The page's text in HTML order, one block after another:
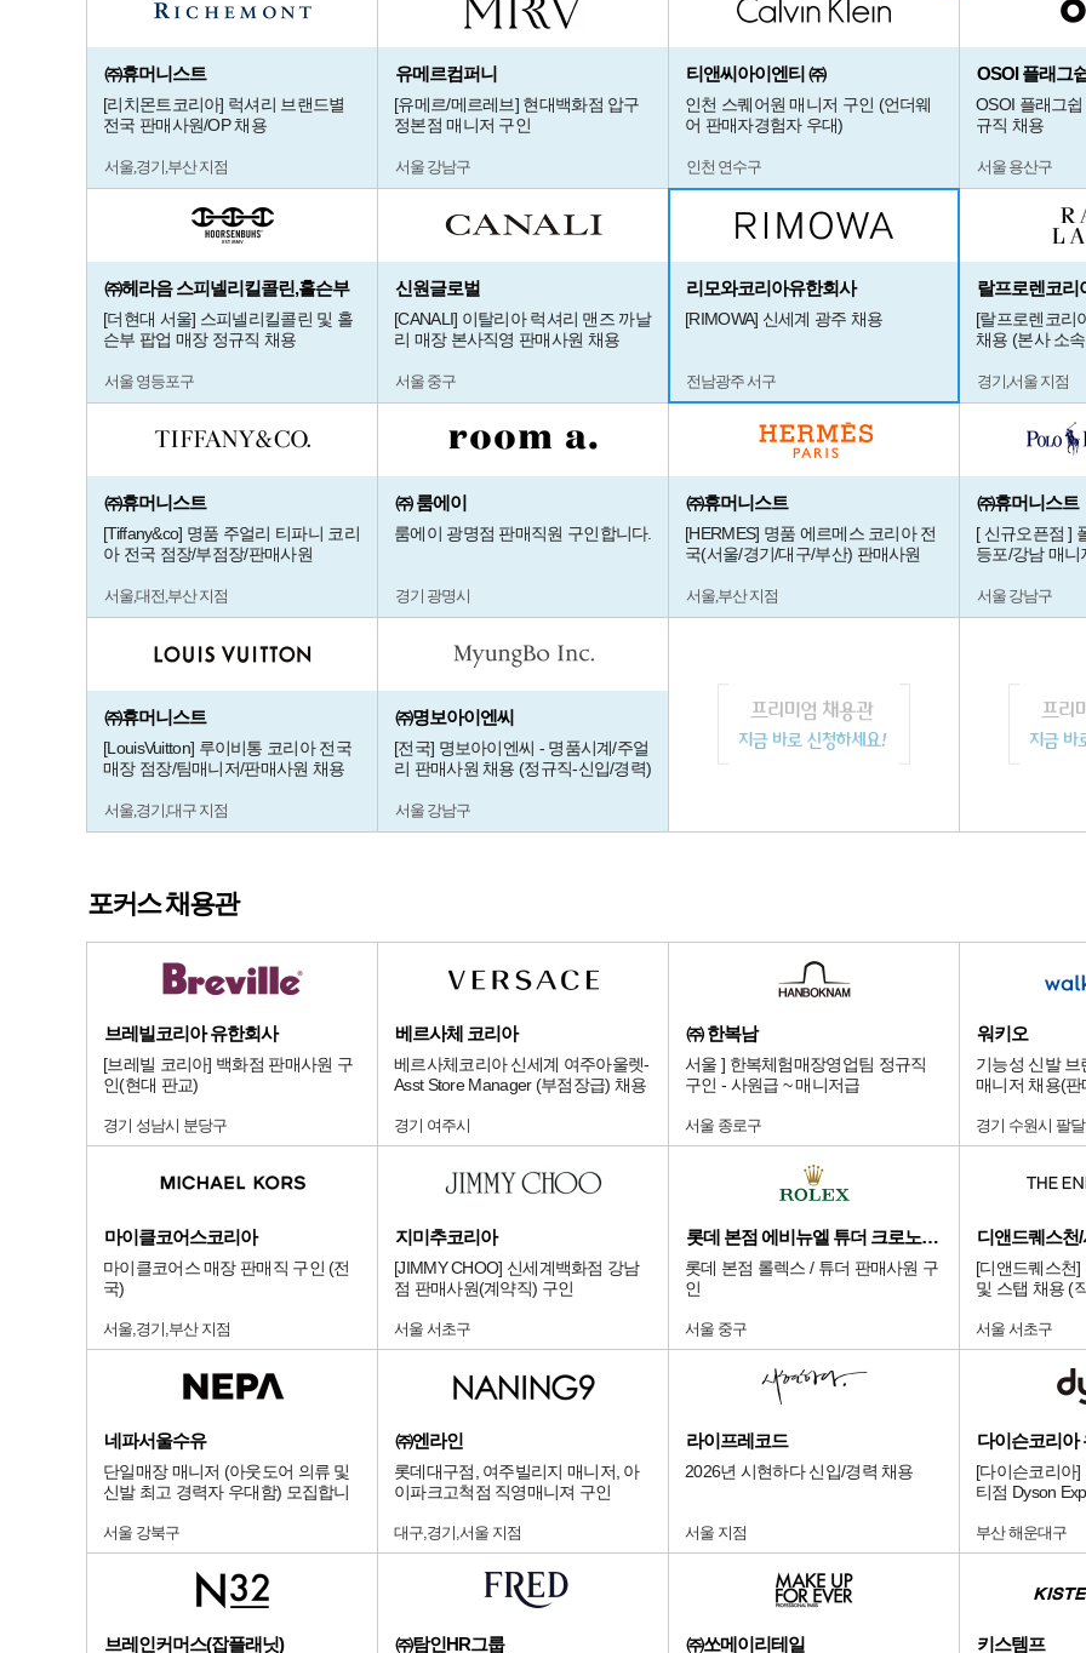
㈜휴머니스트
[리치몬트코리아] 럭셔리 브랜드별
전국 판매사원/OP 채용
서울,경기,부산 지점
유메르컴퍼니
[유메르/메르레브] 현대백화점 압구
정본점 매니저 구인
서울 강남구
티앤씨아이엔티 ㈜
인천 스퀘어원 매니저 구인 (언더웨
어 판매자경험자 우대)
인천 연수구
OSOI 플래그
OSOI 플래그
규직 채용
서울 용산구
㈜헤라음 스피넬리킬콜린,홀슨부
[더현대 서울] 스피넬리킬콜린 및 홀
슨부 팝업 매장 정규직 채용
서울 영등포구
신원글로벌
[CANALI] 이탈리아 럭셔리 맨즈 까날
리 매장 본사직영 판매사원 채용
서울 중구
리모와코리아유한회사
[RIMOWA] 신세계 광주 채용
전남광주 서구
랄프로렌코리
[랄프로렌코리
채용 (본사 소
경기,서울 지점
㈜휴머니스트
[Tiffany&co] 명품 주얼리 티파니 코리
아 전국 점장/부점장/판매사원
서울,대전,부산 지점
㈜ 룸에이
룸에이 광명점 판매직원 구인합니다.
경기 광명시
㈜휴머니스트
[HERMES] 명품 에르메스 코리아 전
국(서울/경기/대구/부산) 판매사원
서울,부산 지점
㈜휴머니스트
[ 신규오픈점 ]
등포/강남 매
서울 강남구
㈜휴머니스트
[LouisVuitton] 루이비통 코리아 전국
매장 점장/팀매니저/판매사원 채용
서울,경기,대구 지점
㈜명보아이엔씨
[전국] 명보아이엔씨 - 명품시계/주얼
리 판매사원 채용 (정규직-신입/경력)
서울 강남구
포커스 채용관
브레빌코리아 유한회사
[브레빌 코리아] 백화점 판매사원 구
인(현대 판교)
경기 성남시 분당구
베르사체 코리아
베르사체코리아 신세계 여주아울렛-
Asst Store Manager (부점장급) 채용
경기 여주시
㈜ 한복남
서울 ] 한복체험매장영업팀 정규직
구인 - 사원급 ~ 매니저급
서울 종로구
워키오
기능성 신발
매니저 채용(판
경기 수원시 팔
마이클코어스코리아
마이클코어스 매장 판매직 구인 (전
국)
서울,경기,부산 지점
지미추코리아
[JIMMY CHOO] 신세계백화점 강남
점 판매사원(계약직) 구인
서울 서초구
롯데 본점 에비뉴엘 튜더 크로노다임
롯데 본점 롤렉스 / 튜더 판매사원 구
인
서울 중구
[디앤드퀘스천
및 스탭 채용 (
서울 서초구
네파서울수유
단일매장 매니저 (아웃도어 의류 및
신발 최고 경력자 우대함) 모집합니
서울 강북구
㈜엔라인
롯데대구점, 여주빌리지 매니저, 아
이파크고척점 직영매니져 구인
대구,경기,서울 지점
라이프레코드
2026년 시현하다 신입/경력 채용
서울 지점
다이슨코리아
[다이슨코리아
티점 Dyson
부산 해운대구
브레인커머스(잡플래닛) ㈜탐인HR그룹 ㈜쏘메이리테일 키스템프